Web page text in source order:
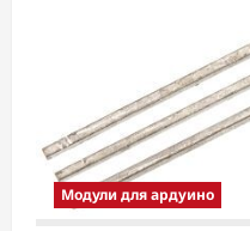
Модули для ардуино